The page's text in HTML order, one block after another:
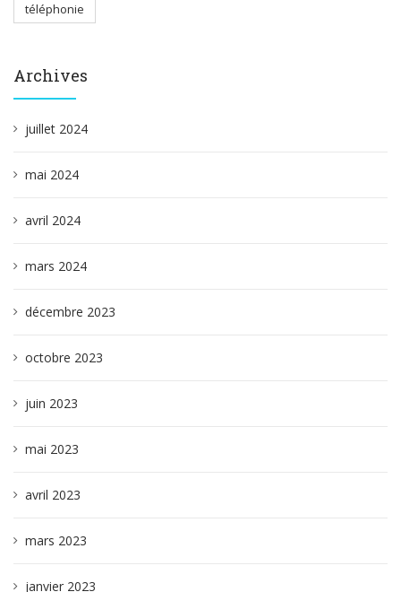
téléphonie
Archives
juillet 2024
mai 2024
avril 2024
mars 2024
décembre 2023
octobre 2023
juin 2023
mai 2023
avril 2023
mars 2023
janvier 2023